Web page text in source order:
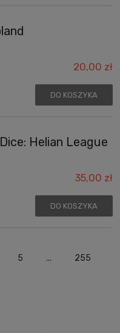
20,00 zł
DO KOSZYKA
Helian League
35,00 zł
DO KOSZYKA
5 ... 255